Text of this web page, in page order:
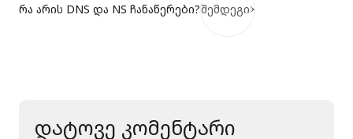
რა არის DNS და NS ჩანაწერები?შემდეგი
დატოვე კომენტარი